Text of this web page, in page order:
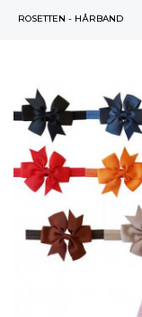
ROSETTEN - HÅRBAND